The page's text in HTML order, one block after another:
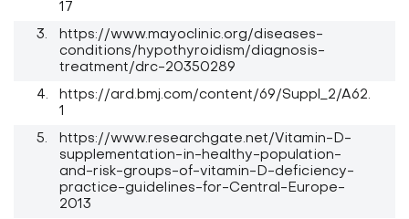
17
https://www.mayoclinic.org/diseases-
conditions/hypothyroidism/diagnosis-
treatment/drc-20350289
https://ard.bmj.com/content/69/Suppl_2/A62.
1
https://www.researchgate.net/Vitamin-D-
supplementation-in-healthy-population-
and-risk-groups-of-vitamin-D-deficiency-
practice-guidelines-for-Central-Europe-
2013